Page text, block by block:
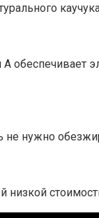
А
не нужно
низкой